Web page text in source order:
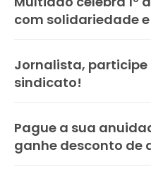
com solidariedade
Jornalista, participe
sindicato!
Pague a sua
ganhe desconto de